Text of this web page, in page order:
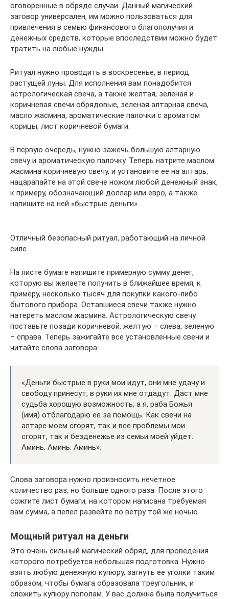
оговоренные в обряде случаи. Данный магический
заговор универсален, им можно пользоваться для
привлечения в семью финансового благополучия и
денежных средств, которые впоследствии можно будет
тратить на любые нужды.
Ритуал нужно проводить в воскресенье, в период
растущей луны. Для исполнения вам понадобится
астрологическая свеча, а также желтая, зеленая и
коричневая свечи обрядовые, зеленая алтарная свеча,
масло жасмина, ароматические палочки с ароматом
корицы, лист коричневой бумаги.
В первую очередь, нужно зажечь большую алтарную
свечу и ароматическую палочку. Теперь натрите маслом
жасмина коричневую свечу, и установите ее на алтарь,
нацарапайте на этой свече ножом любой денежный знак,
к примеру, обозначающий доллар или евро, а также
напишите на ней «быстрые деньги».
Отличный безопасный ритуал, работающий на личной
силе
На листе бумаге напишите примерную сумму денег,
которую вы желаете получить в ближайшее время, к
примеру, несколько тысяч для покупки какого-либо
бытового прибора. Оставшиеся свечи также нужно
натереть маслом жасмина. Астрологическую свечу
поставьте позади коричневой, желтую – слева, зеленую
– справа. Теперь зажигайте все установленные свечи и
читайте слова заговора:
«Деньги быстрые в руки мои идут, они мне удачу и
свободу принесут, в руки их мне отдадут. Даст мне
судьба хорошую возможность, а я, раба Божья
(имя) отблагодарю ее за помощь. Как свечи на
алтаре моем сгорят, так и все проблемы мои
сгорят, так и безденежье из семьи моей уйдет.
Аминь. Аминь. Аминь».
Слова заговора нужно произносить нечетное
количество раз, но больше одного раза. После этого
сожгите лист бумаги, на котором написана требуемая
вам сумма, а пепел развейте по ветру той же ночью.
Мощный ритуал на деньги
Это очень сильный магический обряд, для проведения
которого потребуется небольшая подготовка. Нужно
взять любую денежную купюру, загнуть ее уголки таким
образом, чтобы бумага образовала треугольник, и
сложить купюру пополам. У вас должна была получиться